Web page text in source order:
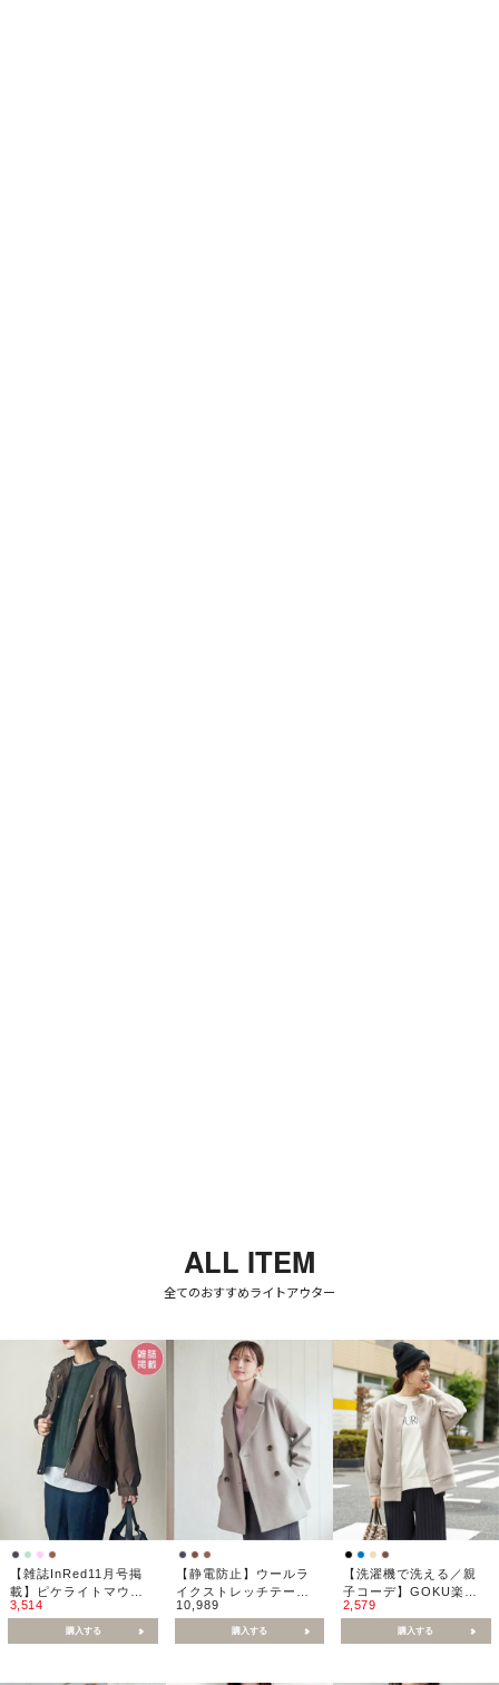
ALL ITEM
全てのおすすめライトアウター
【雑誌InRed11月号掲
載】ピケライトマウン
テンパーカ
7,029
3,514
購入する
【静電防止】ウールラ
イクストレッチテーラ
ーコート
10,989
購入する
【洗濯機で洗える／親
子コーデ】GOKU楽ダ
ンボールカーディガン
5,159
2,579
購入する